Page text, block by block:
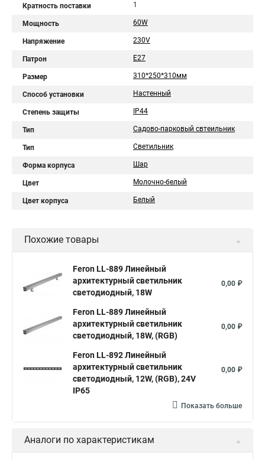
Кратность поставки 1
Мощность 60W
Напряжение 230V
Патрон E27
Размер 310*250*310мм
Способ установки Настенный
Степень защиты IP44
Тип Садово-парковый свтеильник
Тип Светильник
Форма корпуса Шар
Цвет Молочно-белый
Цвет корпуса Белый
Похожие товары
Feron LL-889 Линейный
архитектурный светильник
светодиодный, 18W
0,00 ₽
Feron LL-889 Линейный
архитектурный светильник
светодиодный, 18W, (RGB)
0,00 ₽
Feron LL-892 Линейный
архитектурный светильник
светодиодный, 12W, (RGB), 24V
IP65
0,00 ₽
Показать больше
Аналоги по характеристикам